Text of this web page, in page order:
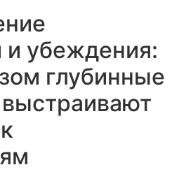
и убеждения:
глубинные